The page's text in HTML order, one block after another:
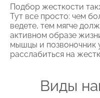
Подбор жесткости
Тут все просто: чем
ведете, тем мягче
активном образе
мышцы и позвоночник
расслабиться на
Виды